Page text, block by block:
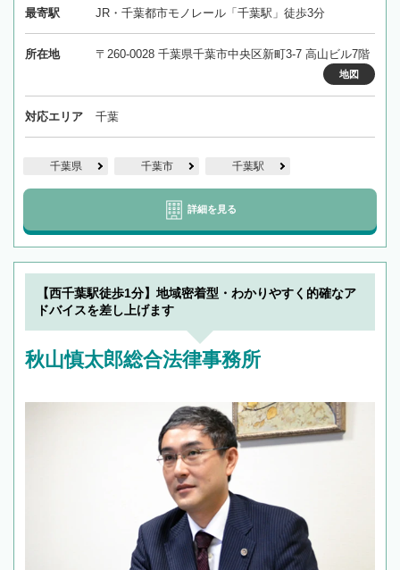
最寄駅 JR・千葉都市モノレール「千葉駅」徒歩3分
所在地 〒260-0028 千葉県千葉市中央区新町3-7 高山ビル7階
地図
対応エリア 千葉
千葉県 千葉市 千葉駅
詳細を見る
【西千葉駅徒歩1分】地域密着型・わかりやすく的確なア
ドバイスを差し上げます
秋山慎太郎総合法律事務所